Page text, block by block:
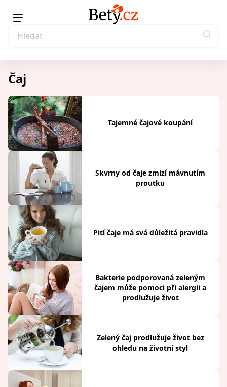
Čaj
Tajemné čajové koupání
Skvrny od čaje zmizí mávnutím
proutku
Pití čaje má svá důležitá pravidla
Bakterie podporovaná zeleným
čajem může pomoci při alergii a
prodlužuje život
Zelený čaj prodlužuje život bez
ohledu na životní styl